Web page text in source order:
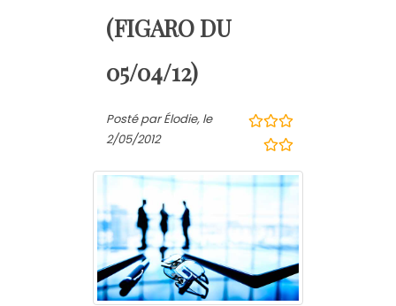
(FIGARO DU
05/04/12)
Posté par Élodie, le
2/05/2012